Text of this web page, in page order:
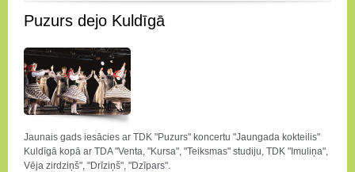
Puzurs dejo Kuldīgā
Jaunais gads iesācies ar TDK "Puzurs" koncertu "Jaungada kokteilis"
Kuldīgā kopā ar TDA "Venta, "Kursa", "Teiksmas" studiju, TDK "Imuliņa",
Vēja zirdziņš", "Drīziņš", "Dzīpars".